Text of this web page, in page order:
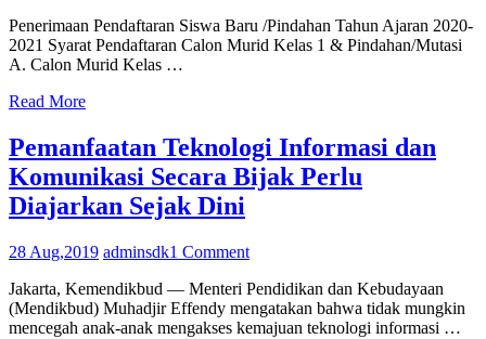
Penerimaan Pendaftaran Siswa Baru /Pindahan Tahun Ajaran 2020-
2021 Syarat Pendaftaran Calon Murid Kelas 1 & Pindahan/Mutasi
A. Calon Murid Kelas …
Read More
Pemanfaatan Teknologi Informasi dan
Komunikasi Secara Bijak Perlu
Diajarkan Sejak Dini
28 Aug,2019 adminsdk1 Comment
Jakarta, Kemendikbud — Menteri Pendidikan dan Kebudayaan
(Mendikbud) Muhadjir Effendy mengatakan bahwa tidak mungkin
mencegah anak-anak mengakses kemajuan teknologi informasi …